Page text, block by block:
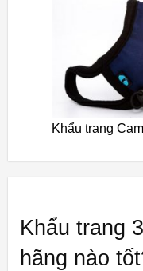
Khẩu trang
Khẩu trang
hãng nào